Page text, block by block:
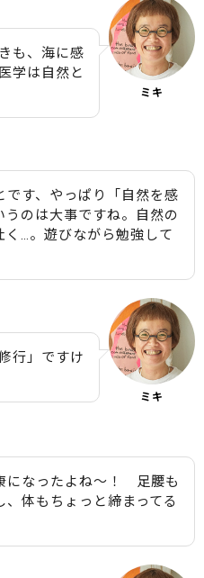
も、海に感
学は自然と
ミキ
です、やっぱり「自然を感
うのは大事ですね。自然の
く…。遊びながら勉強して
行」ですけ
ミキ
になったよね〜！ 足腰も
、体もちょっと締まってる